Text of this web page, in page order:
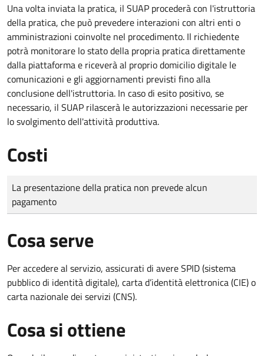
Una volta inviata la pratica, il SUAP procederà con l'istruttoria
della pratica, che può prevedere interazioni con altri enti o
amministrazioni coinvolte nel procedimento. Il richiedente
potrà monitorare lo stato della propria pratica direttamente
dalla piattaforma e riceverà al proprio domicilio digitale le
comunicazioni e gli aggiornamenti previsti fino alla
conclusione dell'istruttoria. In caso di esito positivo, se
necessario, il SUAP rilascerà le autorizzazioni necessarie per
lo svolgimento dell'attività produttiva.
Costi
Tipo di pagamento
Importo
La presentazione della pratica non prevede alcun
pagamento
Cosa serve
Per accedere al servizio, assicurati di avere SPID (sistema
pubblico di identità digitale), carta d’identità elettronica (CIE) o
carta nazionale dei servizi (CNS).
Cosa si ottiene